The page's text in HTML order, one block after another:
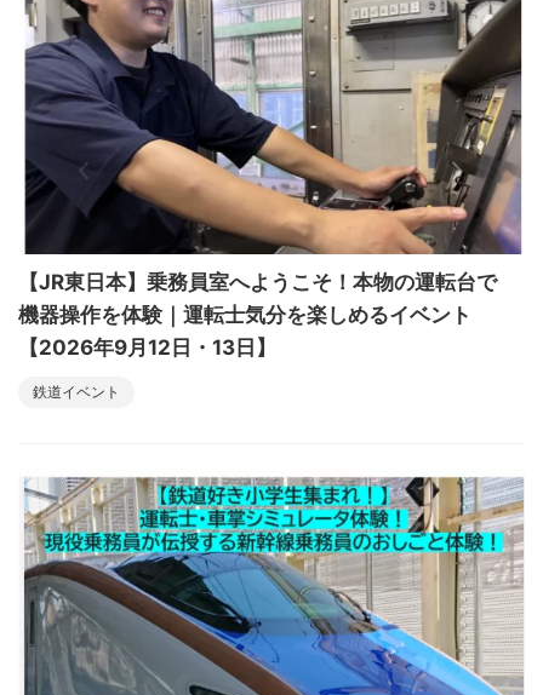
【JR東日本】乗務員室へようこそ！本物の運転台で
機器操作を体験｜運転士気分を楽しめるイベント
【2026年9月12日・13日】
鉄道イベント